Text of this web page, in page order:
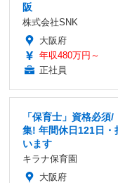
阪
株式会社SNK
大阪府
年収480万円～
正社員
「保育士」資格必
集! 年間休日121日・
います
キラナ保育園
大阪府